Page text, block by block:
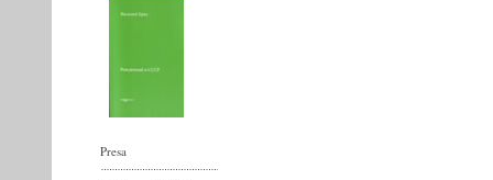
Presa